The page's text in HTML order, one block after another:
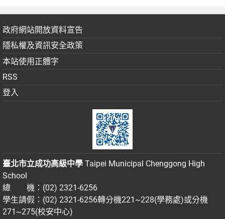
政府網站開放資料宣告
隱私權及資訊安全政策
本站使用正體字
RSS
登入
臺北市立成功高級中學 Taipei Municipal Chenggong High
School
總 機：(02) 2321-6256
學生請假：(02) 2321-6256轉分機221~228(學務處)或分機
271~275(校安中心)